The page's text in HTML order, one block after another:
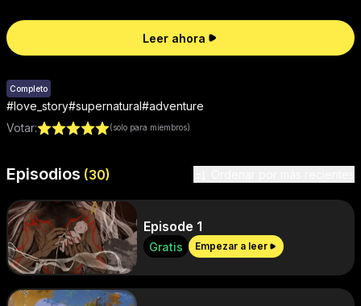
Leer ahora
Completo
#love_story#supernatural#adventure
Votar: (solo para miembros)
Episodios (30)
Episode 1
Empezar a leer
Gratis